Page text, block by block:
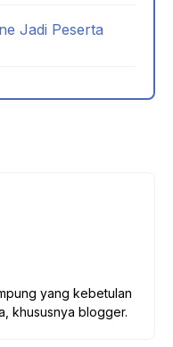
Jadi Peserta
yang kebetulan
khususnya blogger.